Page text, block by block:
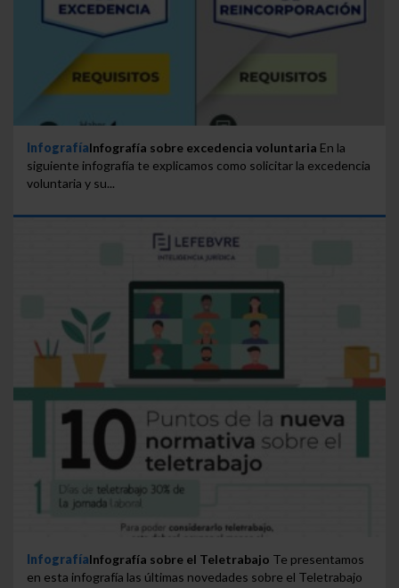
InfografíaInfografía sobre excedencia voluntaria En la
siguiente infografía te explicamos como solicitar la excedencia
voluntaria y su...
InfografíaInfografía sobre el Teletrabajo Te presentamos
en esta infografía las últimas novedades sobre el Teletrabajo